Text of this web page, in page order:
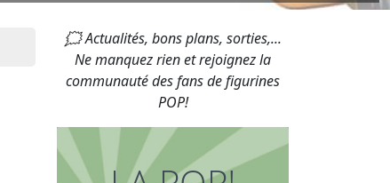
🗯 Actualités, bons plans, sorties,...
Ne manquez rien et rejoignez la
communauté des fans de figurines
POP!